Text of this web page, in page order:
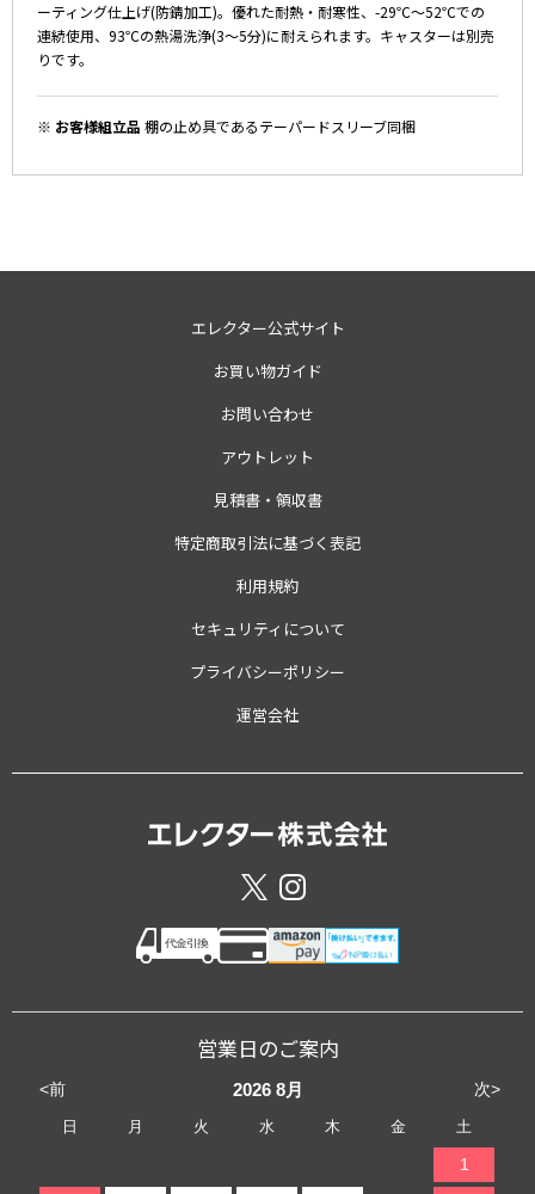
ーティング仕上げ(防錆加工)。優れた耐熱・耐寒性、-29℃～52℃での
連続使用、93℃の熱湯洗浄(3～5分)に耐えられます。キャスターは別売
りです。
※ お客様組立品 棚の止め具であるテーパードスリーブ同梱
エレクター公式サイト
お買い物ガイド
お問い合わせ
アウトレット
見積書・領収書
特定商取引法に基づく表記
利用規約
セキュリティについて
プライバシーポリシー
運営会社
営業日のご案内
<前 次>
2026 8月
日 月 火 水 木 金 土
1